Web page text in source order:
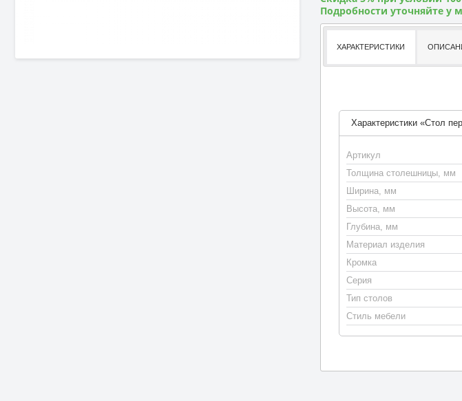
Подробности уточняйте у
ХАРАКТЕРИСТИКИ
Характеристики «Стол
Артикул
Толщина столешницы, мм
Ширина, мм
Высота, мм
Глубина, мм
Материал изделия
Кромка
Серия
Тип столов
Стиль мебели